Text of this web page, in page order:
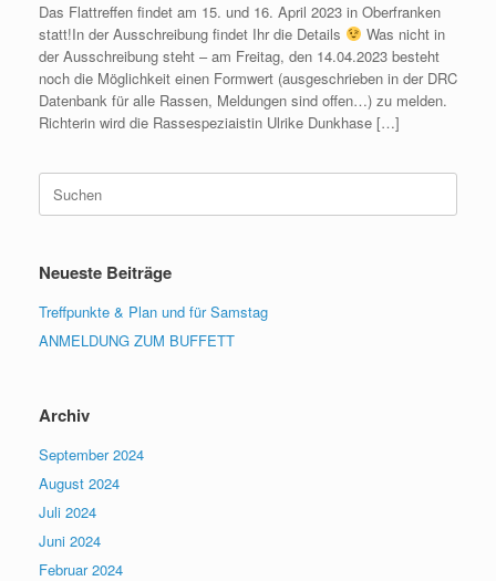
Das Flattreffen findet am 15. und 16. April 2023 in Oberfranken
statt!In der Ausschreibung findet Ihr die Details
Was nicht in
der Ausschreibung steht – am Freitag, den 14.04.2023 besteht
noch die Möglichkeit einen Formwert (ausgeschrieben in der DRC
Datenbank für alle Rassen, Meldungen sind offen…) zu melden.
Richterin wird die Rassespeziaistin Ulrike Dunkhase […]
Suchen
nach:
Neueste Beiträge
Treffpunkte & Plan und für Samstag
ANMELDUNG ZUM BUFFETT
Archiv
September 2024
August 2024
Juli 2024
Juni 2024
Februar 2024